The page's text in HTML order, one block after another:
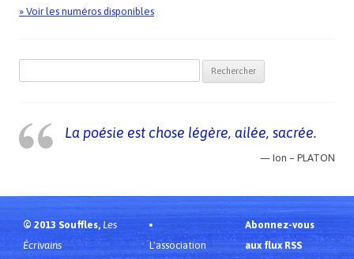
» Voir les numéros disponibles
La poésie est chose légère, ailée, sacrée.
— Ion – PLATON
© 2013 Souffles, Les
Écrivains
L'association
Abonnez-vous
aux flux RSS